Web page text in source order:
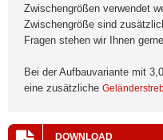
Zwischengrößen verwendet
Zwischengröße sind
Fragen stehen wir Ihnen
Bei der Aufbauvariante mit
eine zusätzliche
DOWNLOAD